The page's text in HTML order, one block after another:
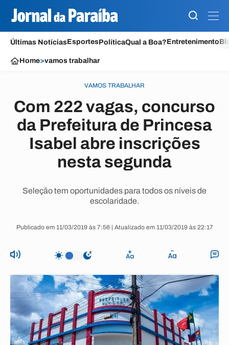
Últimas NotíciasEsportesPolíticaQual a Boa?Entretenimento
Home>vamos trabalhar
VAMOS TRABALHAR
Com 222 vagas, concurso
da Prefeitura de Princesa
Isabel abre inscrições
nesta segunda
Seleção tem oportunidades para todos os níveis de
escolaridade.
Publicado em 11/03/2019 às 7:56 | Atualizado em 11/03/2019 às 22:17